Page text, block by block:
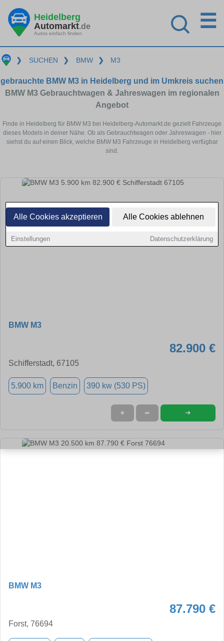
Alle Cookies akzeptieren Alle Cookies ablehnen
Einstellungen Datenschutzerklärung
Heidelberg
Automarkt.de
Autos einfach finden
☰
❯ SUCHEN ❯ BMW ❯ M3
gebrauchte BMW M3 in Heidelberg und im Umkreis suchen
BMW M3 Gebrauchtwagen & Jahreswagen im regionalen
Angebot
Finde in Heidelberg für BMW M3 bei Heidelberg-Automarkt.de gezielt Fahrzeuge
dieses Models in deiner Nähe. Ob als Gebrauchtwagen oder Jahreswagen - hier
siehst du auf einen Blick, welche BMW M3 Fahrzeuge in Heidelberg verfügbar
sind.
BMW M3
82.900 €
Schifferstadt, 67105
5.900 km Benzin 390 kw (530 PS)
★ ➦ ➜
BMW M3
87.790 €
Forst, 76694